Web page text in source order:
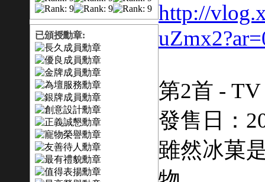
已頒授勳章:
http://
第2首 -
發售日：
雖然冰菓